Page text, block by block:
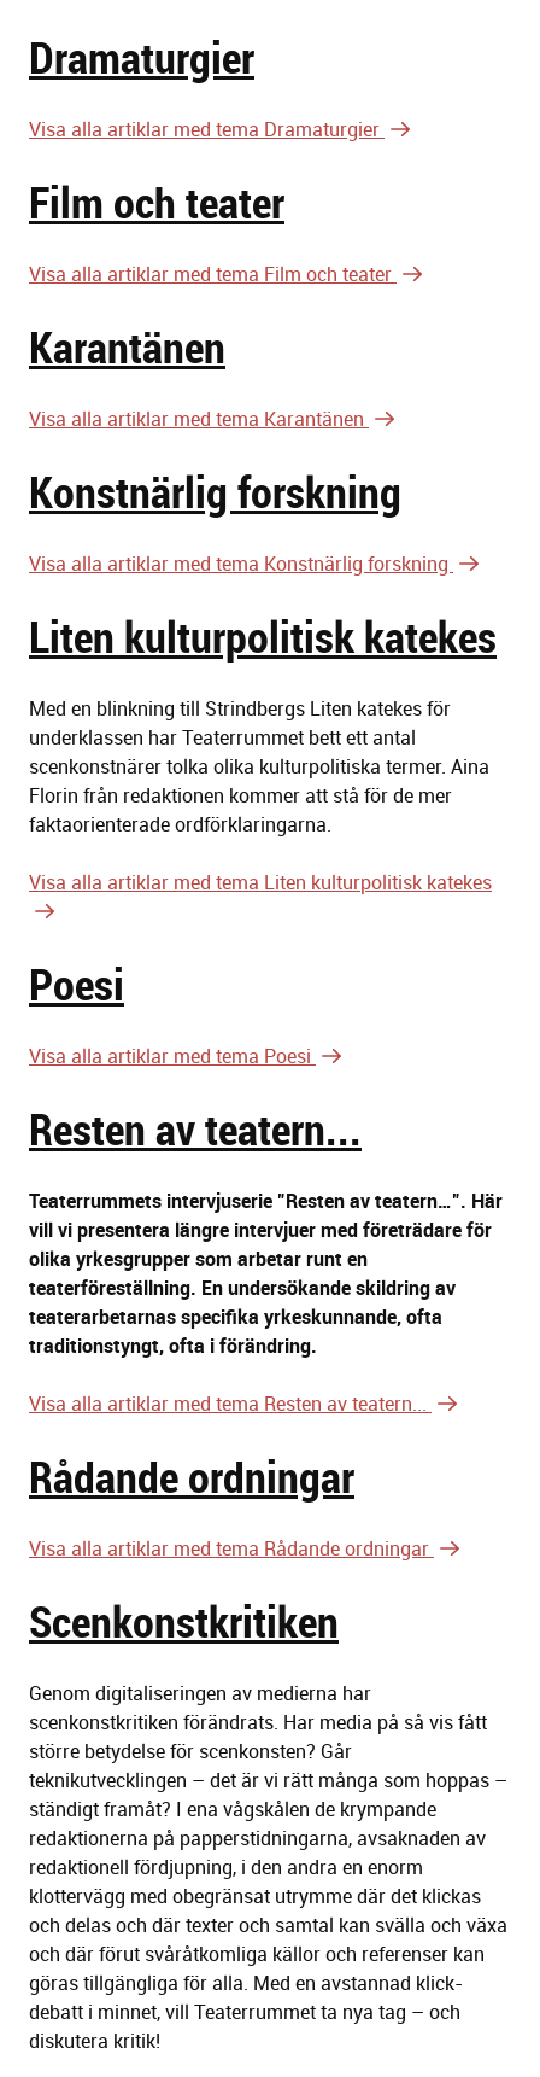
Dramaturgier
Visa alla artiklar med tema Dramaturgier
Film och teater
Visa alla artiklar med tema Film och teater
Karantänen
Visa alla artiklar med tema Karantänen
Konstnärlig forskning
Visa alla artiklar med tema Konstnärlig forskning
Liten kulturpolitisk katekes
Med en blinkning till Strindbergs Liten katekes för
underklassen har Teaterrummet bett ett antal
scenkonstnärer tolka olika kulturpolitiska termer. Aina
Florin från redaktionen kommer att stå för de mer
faktaorienterade ordförklaringarna.
Visa alla artiklar med tema Liten kulturpolitisk katekes
Poesi
Visa alla artiklar med tema Poesi
Resten av teatern...
Teaterrummets intervjuserie ”Resten av teatern…”. Här
vill vi presentera längre intervjuer med företrädare för
olika yrkesgrupper som arbetar runt en
teaterföreställning. En undersökande skildring av
teaterarbetarnas specifika yrkeskunnande, ofta
traditionstyngt, ofta i förändring.
Visa alla artiklar med tema Resten av teatern...
Rådande ordningar
Visa alla artiklar med tema Rådande ordningar
Scenkonstkritiken
Genom digitaliseringen av medierna har
scenkonstkritiken förändrats. Har media på så vis fått
större betydelse för scenkonsten? Går
teknikutvecklingen – det är vi rätt många som hoppas –
ständigt framåt? I ena vågskålen de krympande
redaktionerna på papperstidningarna, avsaknaden av
redaktionell fördjupning, i den andra en enorm
klottervägg med obegränsat utrymme där det klickas
och delas och där texter och samtal kan svälla och växa
och där förut svåråtkomliga källor och referenser kan
göras tillgängliga för alla. Med en avstannad klick-
debatt i minnet, vill Teaterrummet ta nya tag – och
diskutera kritik!